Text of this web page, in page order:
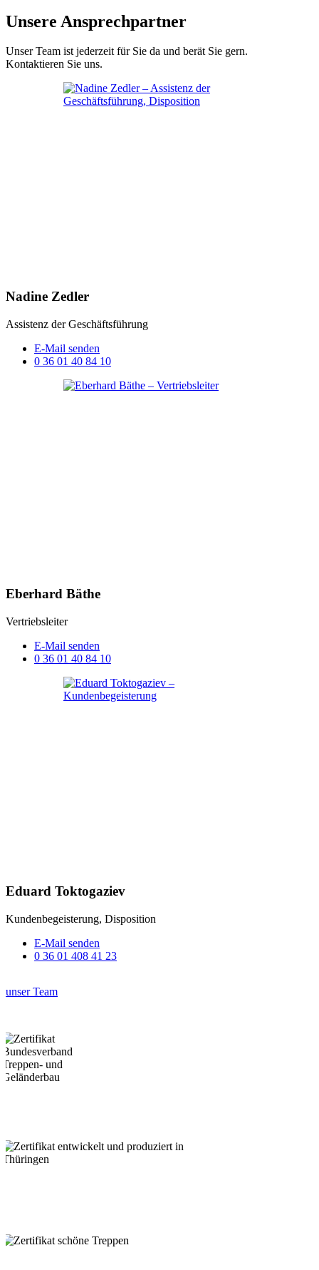
Unsere Ansprechpartner
Unser Team ist jederzeit für Sie da und berät Sie gern.
Kontaktieren Sie uns.
Nadine Zedler
Assistenz der Geschäftsführung
E-Mail senden
0 36 01 40 84 10
Eberhard Bäthe
Vertriebsleiter
E-Mail senden
0 36 01 40 84 10
Eduard Toktogaziev
Kundenbegeisterung, Disposition
E-Mail senden
0 36 01 408 41 23
unser Team